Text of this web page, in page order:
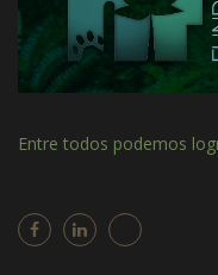
Entre todos podemos